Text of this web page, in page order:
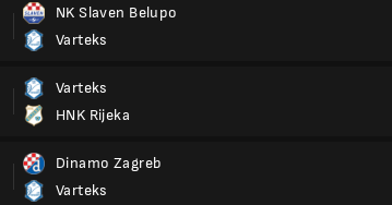
NK Slaven Belupo
Varteks
Varteks
HNK Rijeka
Dinamo Zagreb
Varteks